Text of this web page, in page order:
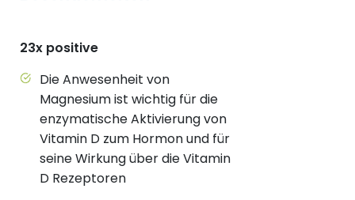
23x positive
Die Anwesenheit von
Magnesium ist wichtig für die
enzymatische Aktivierung von
Vitamin D zum Hormon und für
seine Wirkung über die Vitamin
D Rezeptoren